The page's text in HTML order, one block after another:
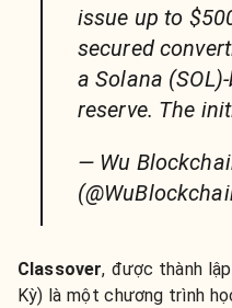
issue up to
secured
a Solana
reserve. The
— Wu
Classover, được thành
Kỳ) là một chương trình